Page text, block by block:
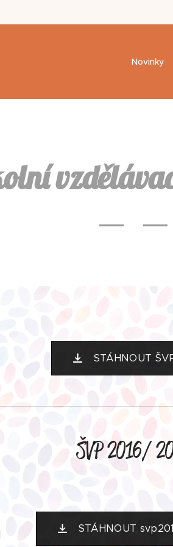
Novinky
STÁHNOUT
ŠVP 2016/
STÁHNOUT